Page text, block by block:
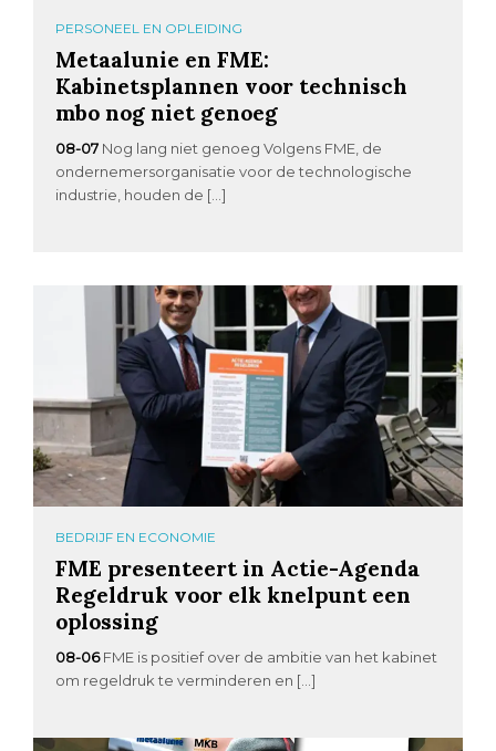
PERSONEEL EN OPLEIDING
Metaalunie en FME:
Kabinetsplannen voor technisch
mbo nog niet genoeg
08-07 Nog lang niet genoeg Volgens FME, de
ondernemersorganisatie voor de technologische
industrie, houden de […]
BEDRIJF EN ECONOMIE
FME presenteert in Actie-Agenda
Regeldruk voor elk knelpunt een
oplossing
08-06 FME is positief over de ambitie van het kabinet
om regeldruk te verminderen en […]